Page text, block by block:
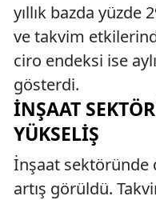
yıllık bazda yüzde
ve takvim
ciro endeksi ise
gösterdi.
İNŞAAT
YÜKSELIŞ
İnşaat sektöründe
artış görüldü.